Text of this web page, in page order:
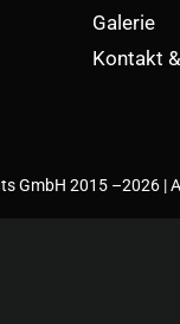
Galerie
Kontakt
GmbH 2015 –2026 |